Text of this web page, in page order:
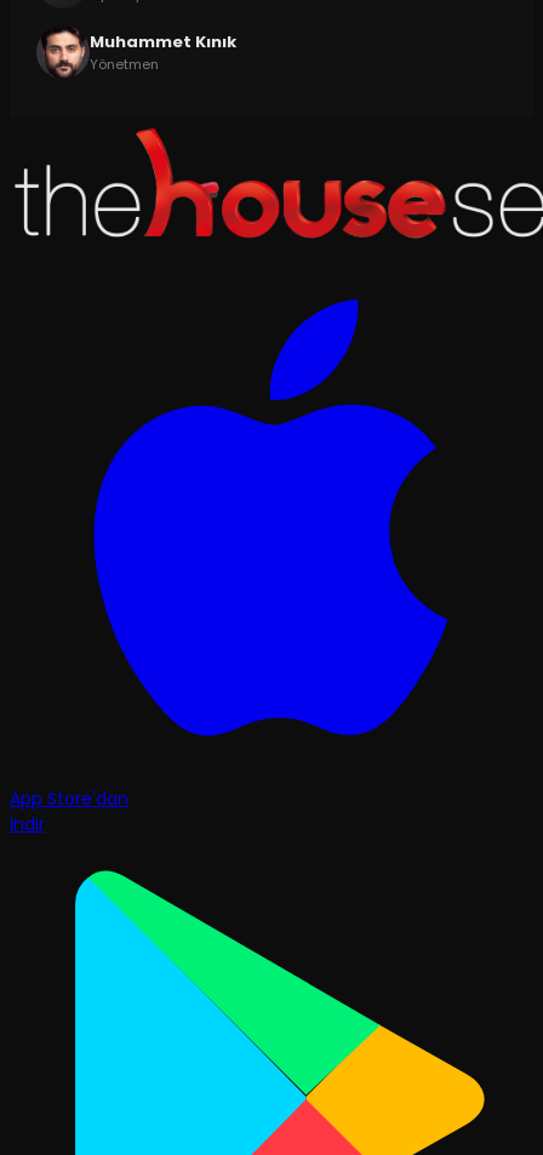
Muhammet Kınık
Yönetmen
App Store'dan
İndir